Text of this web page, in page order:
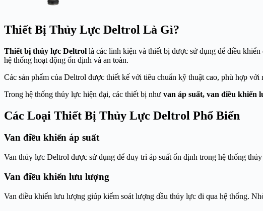
Thiết Bị Thủy Lực Deltrol Là Gì?
Thiết bị thủy lực Deltrol là các linh kiện và thiết bị được sử dụng để điều
hệ thống hoạt động ổn định và an toàn.
Các sản phẩm của Deltrol được thiết kế với tiêu chuẩn kỹ thuật cao, phù hợp
Trong hệ thống thủy lực hiện đại, các thiết bị như van áp suất, van điều khiển
Các Loại Thiết Bị Thủy Lực Deltrol Phổ Biến
Van điều khiển áp suất
Van thủy lực Deltrol được sử dụng để duy trì áp suất ổn định trong hệ thống
Van điều khiển lưu lượng
Van điều khiển lưu lượng giúp kiểm soát lượng dầu thủy lực đi qua hệ thống.